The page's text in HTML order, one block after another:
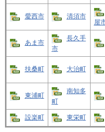
愛西市 清須市
屋
あま市
長久手
市
扶桑町 大治町
東浦町
南知多
町
設楽町 東栄町